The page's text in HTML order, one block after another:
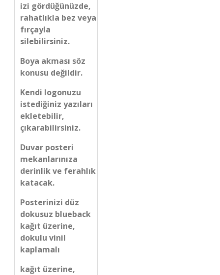
izi gördüğünüzde,
rahatlıkla bez veya
fırçayla
silebilirsiniz.
Boya akması söz
konusu değildir.
Kendi logonuzu
istediğiniz yazıları
ekletebilir,
çıkarabilirsiniz.
Duvar posteri
mekanlarınıza
derinlik ve ferahlık
katacak.
Posterinizi düz
dokusuz blueback
kağıt üzerine,
dokulu vinil
kaplamalı
kağıt üzerine,